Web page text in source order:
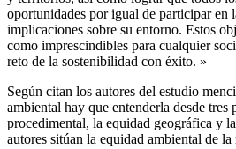
oportunidades por igual de participar en
implicaciones sobre su entorno. Estos
como imprescindibles para cualquier
reto de la sostenibilidad con éxito. »
Según citan los autores del estudio
ambiental hay que entenderla desde tres
procedimental, la equidad geográfica y
autores sitúan la equidad ambiental de